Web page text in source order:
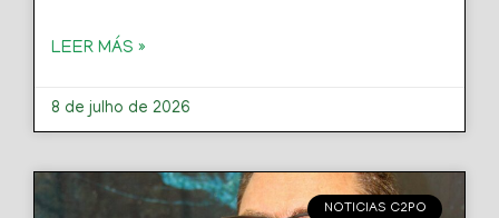
LEER MÁS »
8 de julho de 2026
NOTICIAS C2PO